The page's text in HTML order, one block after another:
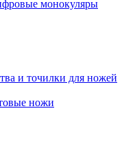
монокуляры
и точилки для ножей
ножи